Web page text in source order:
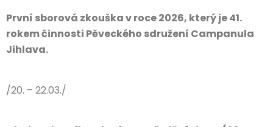
První sborová zkouška v roce 2026, který je 41.
rokem činnosti Pěveckého sdružení Campanula
Jihlava.
/20. – 22.03./